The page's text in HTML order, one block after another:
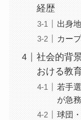
経歴
出身
カー
社会的背
おける教
若手
が急務
球団